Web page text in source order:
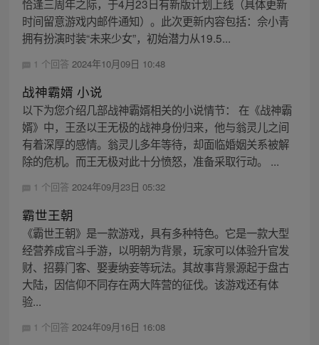
恰逢三周年之际，于4月23日有新版计划上线（具体更新
时间留意游戏内邮件通知）。此次更新内容包括：佘小青
拥有扮演时装“未来少女”，初始潜力从19.5...
1 个回答 2024年10月09日 10:48
战神霸婿 小说
以下为您介绍几部战神霸婿相关的小说情节： 在《战神霸
婿》中，王丞以王无极的战神身份归来，他与翁灵儿之间
有着深厚的感情。翁灵儿多年等待，却面临婚姻关系被解
除的危机。而王无极对此十分愤怒，准备采取行动。 ...
1 个回答 2024年09月23日 05:32
霸世王朝
《霸世王朝》是一款游戏，具有多种特色。它是一款大型
经营养成官斗手游，以明朝为背景，玩家可以体验升官发
财、招募门客、娶妻纳妾等玩法。其故事背景源起于盘古
大陆，因信仰不同存在两大阵营的征伐。该游戏还有体
验...
1 个回答 2024年09月16日 16:08